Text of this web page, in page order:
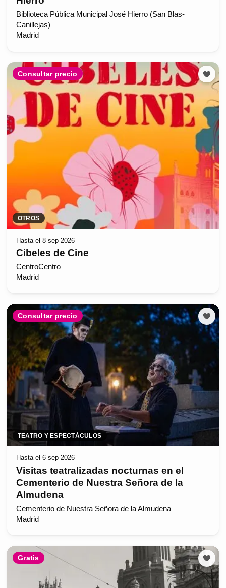
Biblioteca Pública Municipal José Hierro (San Blas-
Canillejas)
Madrid
Consultar precio
OTROS
Hasta el 8 sep 2026
Cibeles de Cine
CentroCentro
Madrid
Consultar precio
TEATRO Y ESPECTÁCULOS
Hasta el 6 sep 2026
Visitas teatralizadas nocturnas en el
Cementerio de Nuestra Señora de la
Almudena
Cementerio de Nuestra Señora de la Almudena
Madrid
Gratis